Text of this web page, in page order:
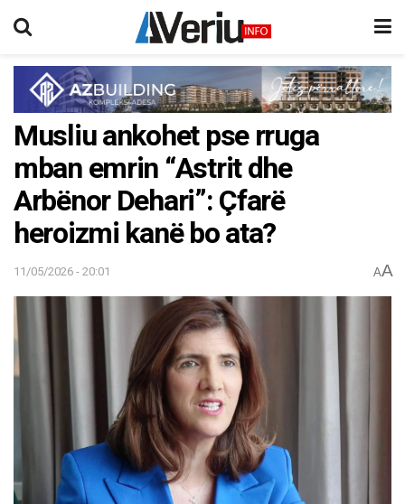
Musliu ankohet pse rruga
mban emrin “Astrit dhe
Arbënor Dehari”: Çfarë
heroizmi kanë bo ata?
11/05/2026 - 20:01 AA